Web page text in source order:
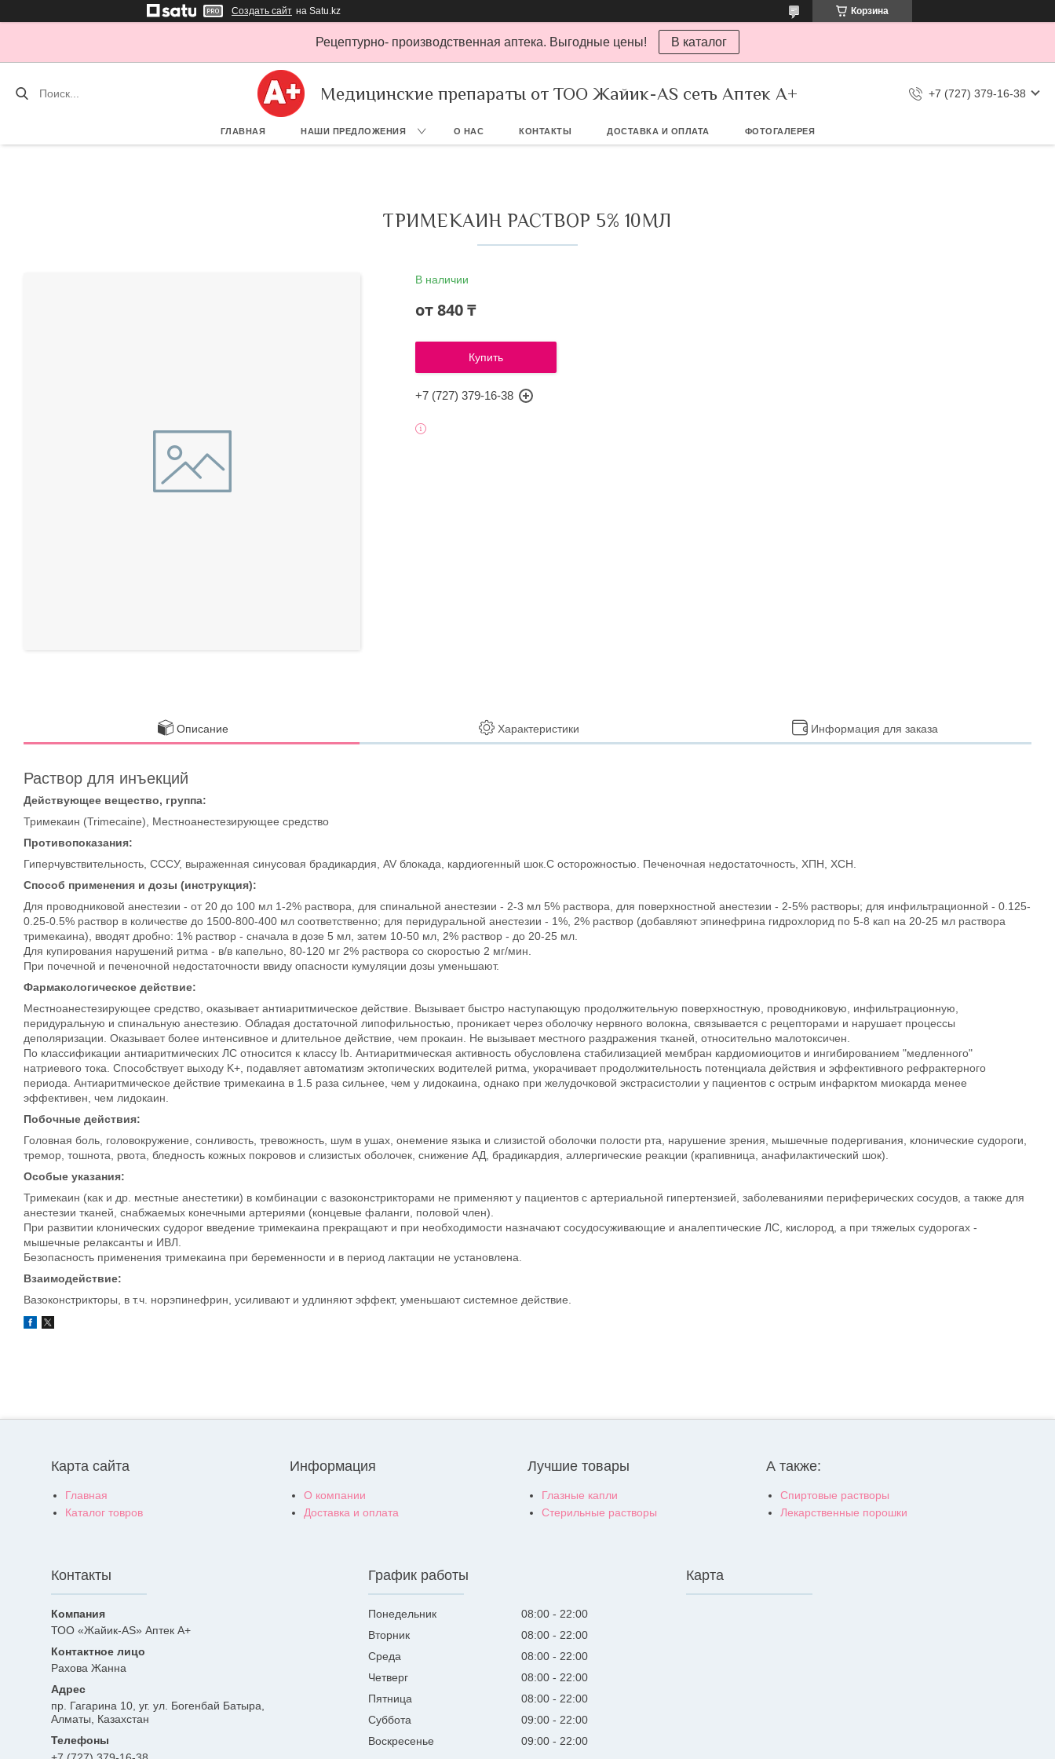
Создать сайт на Satu.kz Корзина
Рецептурно- производственная аптека. Выгодные цены! В каталог
Медицинские препараты от ТОО Жайик-AS сеть Аптек А+ +7 (727) 379-16-38
ГЛАВНАЯ НАШИ ПРЕДЛОЖЕНИЯ О НАС КОНТАКТЫ ДОСТАВКА И ОПЛАТА ФОТОГАЛЕРЕЯ
ТРИМЕКАИН РАСТВОР 5% 10МЛ
В наличии
от840 ₸
Купить
+7 (727) 379-16-38
Описание Характеристики Информация для заказа
Раствор для инъекций
Действующее вещество, группа:
Тримекаин (Trimecaine), Местноанестезирующее средство
Противопоказания:
Гиперчувствительность, СССУ, выраженная синусовая брадикардия, AV блокада, кардиогенный шок.C осторожностью. Печеночная недостаточность, ХПН, ХСН.
Способ применения и дозы (инструкция):
Для проводниковой анестезии - от 20 до 100 мл 1-2% раствора, для спинальной анестезии - 2-3 мл 5% раствора, для поверхностной анестезии - 2-5% растворы; для инфильтрационной - 0.125-
0.25-0.5% раствор в количестве до 1500-800-400 мл соответственно; для перидуральной анестезии - 1%, 2% раствор (добавляют эпинефрина гидрохлорид по 5-8 кап на 20-25 мл раствора
тримекаина), вводят дробно: 1% раствор - сначала в дозе 5 мл, затем 10-50 мл, 2% раствор - до 20-25 мл.
Для купирования нарушений ритма - в/в капельно, 80-120 мг 2% раствора со скоростью 2 мг/мин.
При почечной и печеночной недостаточности ввиду опасности кумуляции дозы уменьшают.
Фармакологическое действие:
Местноанестезирующее средство, оказывает антиаритмическое действие. Вызывает быстро наступающую продолжительную поверхностную, проводниковую, инфильтрационную,
перидуральную и спинальную анестезию. Обладая достаточной липофильностью, проникает через оболочку нервного волокна, связывается с рецепторами и нарушает процессы
деполяризации. Оказывает более интенсивное и длительное действие, чем прокаин. Не вызывает местного раздражения тканей, относительно малотоксичен.
По классификации антиаритмических ЛС относится к классу Ib. Антиаритмическая активность обусловлена стабилизацией мембран кардиомиоцитов и ингибированием "медленного"
натриевого тока. Способствует выходу K+, подавляет автоматизм эктопических водителей ритма, укорачивает продолжительность потенциала действия и эффективного рефрактерного
периода. Антиаритмическое действие тримекаина в 1.5 раза сильнее, чем у лидокаина, однако при желудочковой экстрасистолии у пациентов с острым инфарктом миокарда менее
эффективен, чем лидокаин.
Побочные действия:
Головная боль, головокружение, сонливость, тревожность, шум в ушах, онемение языка и слизистой оболочки полости рта, нарушение зрения, мышечные подергивания, клонические судороги,
тремор, тошнота, рвота, бледность кожных покровов и слизистых оболочек, снижение АД, брадикардия, аллергические реакции (крапивница, анафилактический шок).
Особые указания:
Тримекаин (как и др. местные анестетики) в комбинации с вазоконстрикторами не применяют у пациентов с артериальной гипертензией, заболеваниями периферических сосудов, а также для
анестезии тканей, снабжаемых конечными артериями (концевые фаланги, половой член).
При развитии клонических судорог введение тримекаина прекращают и при необходимости назначают сосудосуживающие и аналептические ЛС, кислород, а при тяжелых судорогах -
мышечные релаксанты и ИВЛ.
Безопасность применения тримекаина при беременности и в период лактации не установлена.
Взаимодействие:
Вазоконстрикторы, в т.ч. норэпинефрин, усиливают и удлиняют эффект, уменьшают системное действие.
Карта сайта
Главная
Каталог товров
Информация
О компании
Доставка и оплата
Лучшие товары
Глазные капли
Стерильные растворы
А также:
Спиртовые растворы
Лекарственные порошки
Контакты
ТОО «Жайик-AS» Аптек А+
Рахова Жанна
пр. Гагарина 10, уг. ул. Богенбай Батыра,
Алматы, Казахстан
График работы
Понедельник 08:00
22:00
Вторник
08:00
22:00
Среда
08:00
22:00
Четверг
08:00
22:00
Пятница
08:00
22:00
Суббота
09:00
22:00
Воскресенье
09:00 22:00
Карта